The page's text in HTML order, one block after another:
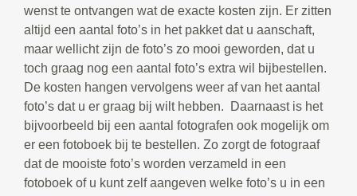
wenst te ontvangen wat de exacte kosten zijn. Er zitten
altijd een aantal foto’s in het pakket dat u aanschaft,
maar wellicht zijn de foto’s zo mooi geworden, dat u
toch graag nog een aantal foto’s extra wil bijbestellen.
De kosten hangen vervolgens weer af van het aantal
foto’s dat u er graag bij wilt hebben. Daarnaast is het
bijvoorbeeld bij een aantal fotografen ook mogelijk om
er een fotoboek bij te bestellen. Zo zorgt de fotograaf
dat de mooiste foto’s worden verzameld in een
fotoboek of u kunt zelf aangeven welke foto’s u in een